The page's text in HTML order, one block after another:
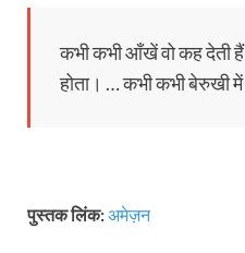
कभी कभी आँखें वो कह देती हैं
होता। … कभी कभी बेरुखी
पुस्तक लिंक:अमेज़न